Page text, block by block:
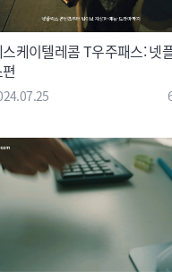
스케이텔레콤 T우주패스: 넷